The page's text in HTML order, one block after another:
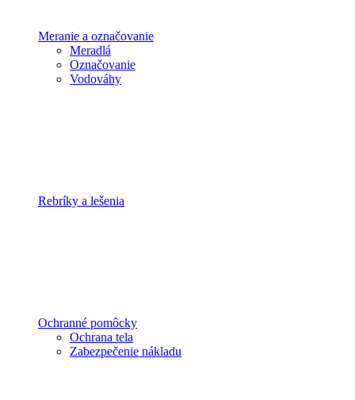
Meranie a označovanie
Meradlá
Označovanie
Vodováhy
Rebríky a lešenia
Ochranné pomôcky
Ochrana tela
Zabezpečenie nákladu